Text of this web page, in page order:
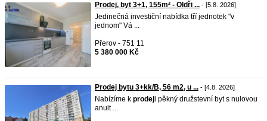
Prodej, byt 3+1, 155m² - Oldři ... - [5.8. 2026]
Jedinečná investiční nabídka tří jednotek "v
jednom" Vá ...
Přerov - 751 11
5 380 000 Kč
Prodej bytu 3+kk/B, 56 m2, u ... - [4.8. 2026]
Nabízíme k prodeji pěkný družstevní byt s nulovou
anuit ...